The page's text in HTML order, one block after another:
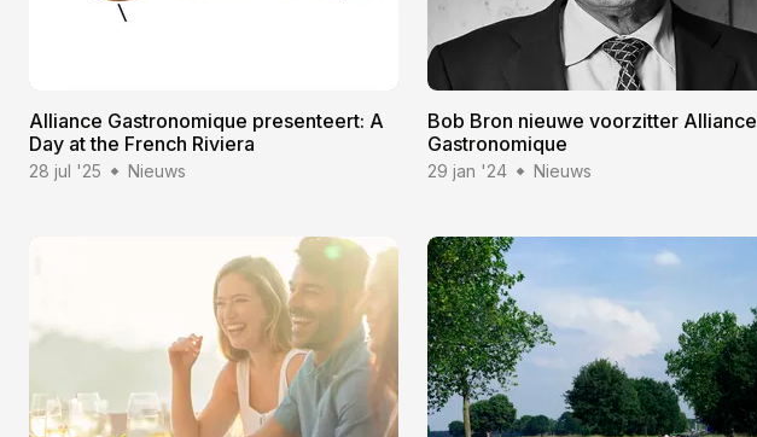
Alliance Gastronomique presenteert: A
Day at the French Riviera
28 jul '25 Nieuws
Bob Bron nieuwe voorzitter Alliance
Gastronomique
29 jan '24 Nieuws